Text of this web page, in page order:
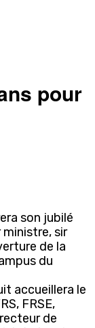
pour
son jubilé
ministre, sir
de la
du
accueillera le
FRSE,
de